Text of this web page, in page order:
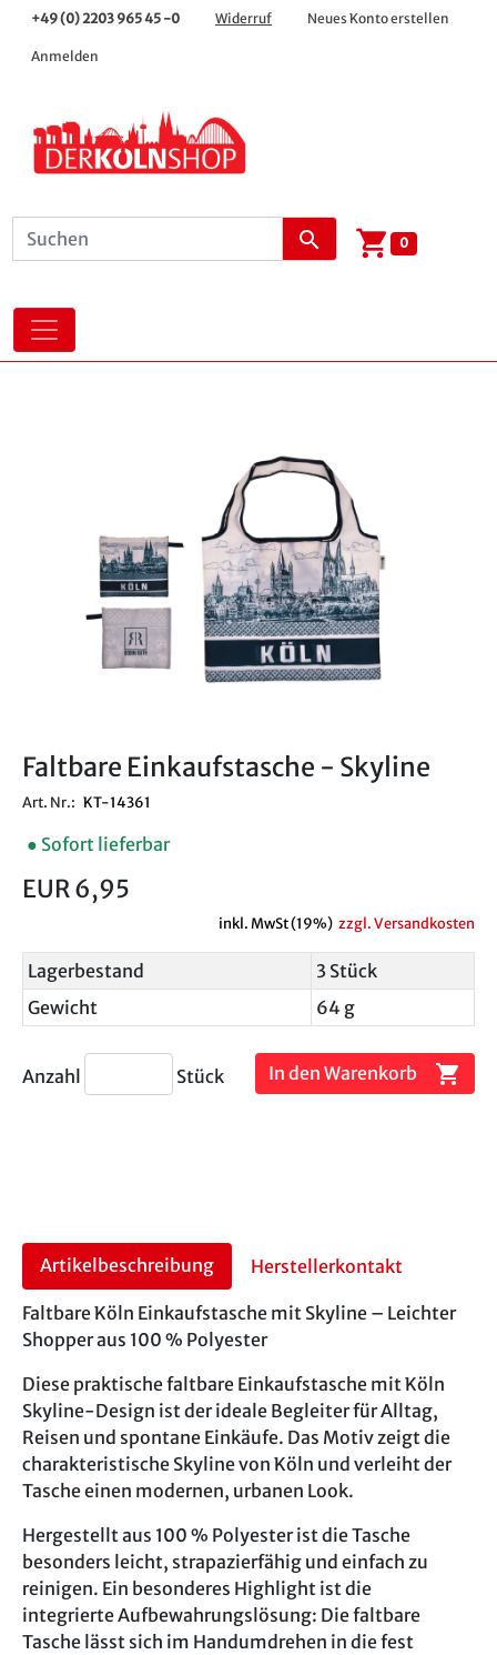
+49 (0) 2203 965 45 -0 Widerruf Neues Konto erstellen
Anmelden
search shopping_cart 0
Faltbare Einkaufstasche - Skyline
Art. Nr.: KT-14361
● Sofort lieferbar
EUR 6,95
inkl. MwSt (19%) zzgl. Versandkosten
Lagerbestand
3 Stück
Gewicht
64 g
Anzahl Stück In den Warenkorb shopping_cart
Artikelbeschreibung Herstellerkontakt
Faltbare Köln Einkaufstasche mit Skyline – Leichter
Shopper aus 100 % Polyester
Diese praktische faltbare Einkaufstasche mit Köln
Skyline-Design ist der ideale Begleiter für Alltag,
Reisen und spontane Einkäufe. Das Motiv zeigt die
charakteristische Skyline von Köln und verleiht der
Tasche einen modernen, urbanen Look.
Hergestellt aus 100 % Polyester ist die Tasche
besonders leicht, strapazierfähig und einfach zu
reinigen. Ein besonderes Highlight ist die
integrierte Aufbewahrungslösung: Die faltbare
Tasche lässt sich im Handumdrehen in die fest